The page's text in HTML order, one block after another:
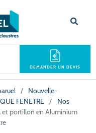
DEMANDER UN DEVIS
/
Nouvelle-
FENETRE /
Nos
et portillon en Aluminium